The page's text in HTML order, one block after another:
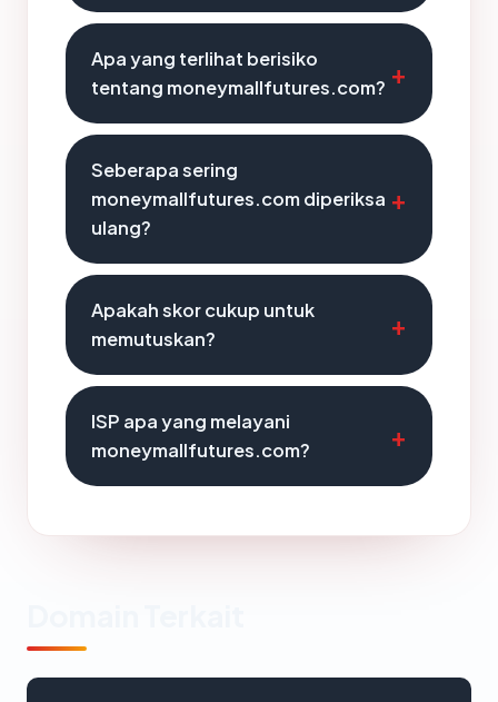
Apa yang terlihat berisiko
tentang moneymallfutures.com?
Seberapa sering
moneymallfutures.com diperiksa
ulang?
Apakah skor cukup untuk
memutuskan?
ISP apa yang melayani
moneymallfutures.com?